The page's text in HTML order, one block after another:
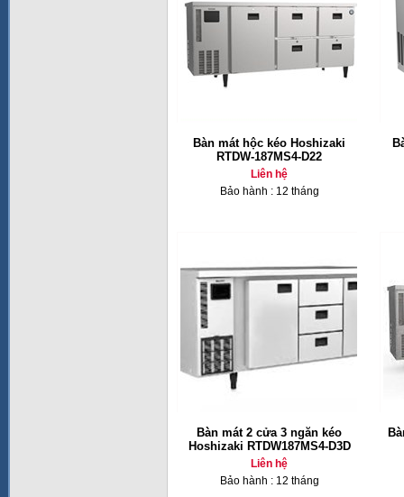
Bàn mát hộc kéo Hoshizaki
RTDW-187MS4-D22
Liên hệ
Bảo hành : 12 tháng
Bàn mát 2 cửa 3 ngăn kéo
Hoshizaki RTDW187MS4-D3D
Liên hệ
Bảo hành : 12 tháng